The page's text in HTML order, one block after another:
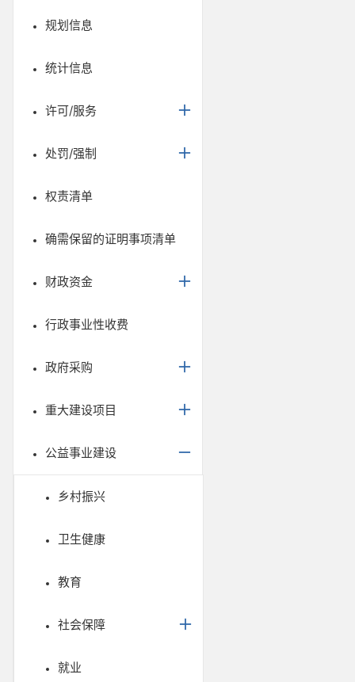
规划信息
统计信息
许可/服务
处罚/强制
权责清单
确需保留的证明事项清单
财政资金
行政事业性收费
政府采购
重大建设项目
公益事业建设
乡村振兴
卫生健康
教育
社会保障
就业